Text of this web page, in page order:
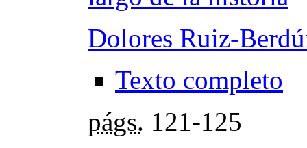
Dolores Ruiz-
Texto completo
págs. 121-125